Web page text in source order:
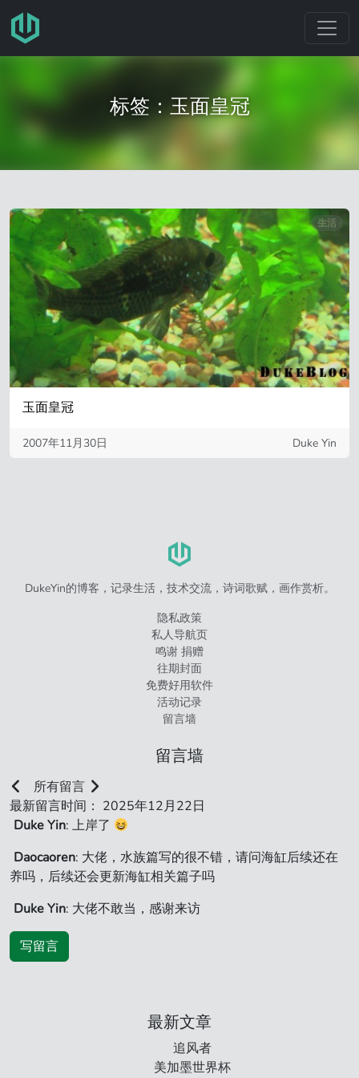
跳转至主要内容
标签：玉面皇冠
生活
玉面皇冠
2007年11月30日 Duke Yin
DukeYin的博客，记录生活，技术交流，诗词歌赋，画作赏析。
隐私政策
私人导航页
鸣谢 捐赠
往期封面
免费好用软件
活动记录
留言墙
留言墙
所有留言
最新留言时间： 2025年12月22日
Duke Yin: 上岸了
Daocaoren: 大佬，水族篇写的很不错，请问海缸后续还在
养吗，后续还会更新海缸相关篇子吗
Duke Yin: 大佬不敢当，感谢来访
写留言
最新文章
追风者
美加墨世界杯